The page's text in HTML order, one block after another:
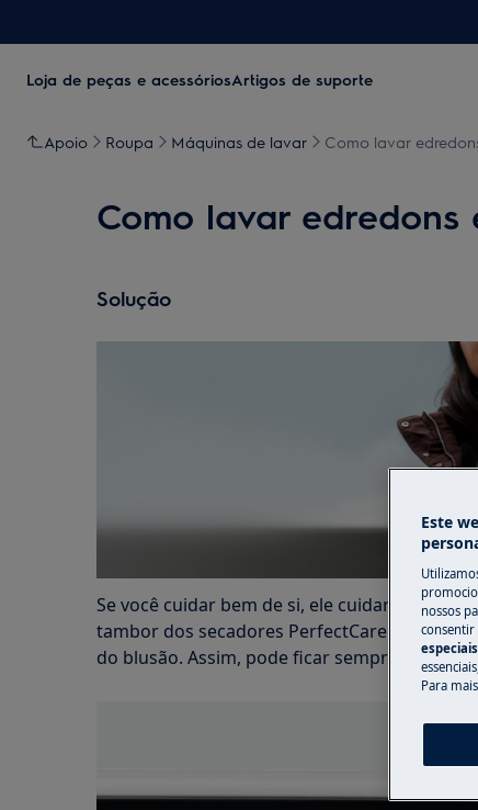
Loja de peças e acessóriosArtigos de suporte
Apoio Roupa Máquinas de lavar Como lavar
Como lavar edredons
Solução
Se você cuidar bem de si, ele cuidará de
tambor dos secadores PerfectCare impede
do blusão. Assim, pode ficar sempre quente
Este
nossos
consentir
especiais
Para